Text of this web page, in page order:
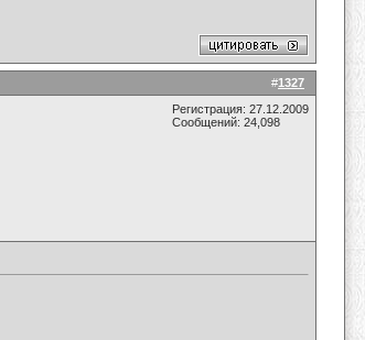
#1327
Регистрация: 27.12.2009
Сообщений: 24,098